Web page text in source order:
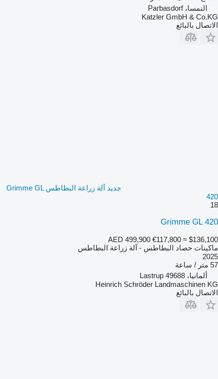
النمسا، Parbasdorf
Katzler GmbH & Co.KG
الاتصال بالبائع
جديد آلة زراعة البطاطس Grimme GL
420
18
Grimme GL 420
AED 499,900 €117,800 ≈ $136,100
ماكينات حصاد البطاطس - آلة زراعة البطاطس
2025
57 متر / ساعة
ألمانيا، 49688 Lastrup
Heinrich Schröder Landmaschinen KG
الاتصال بالبائع